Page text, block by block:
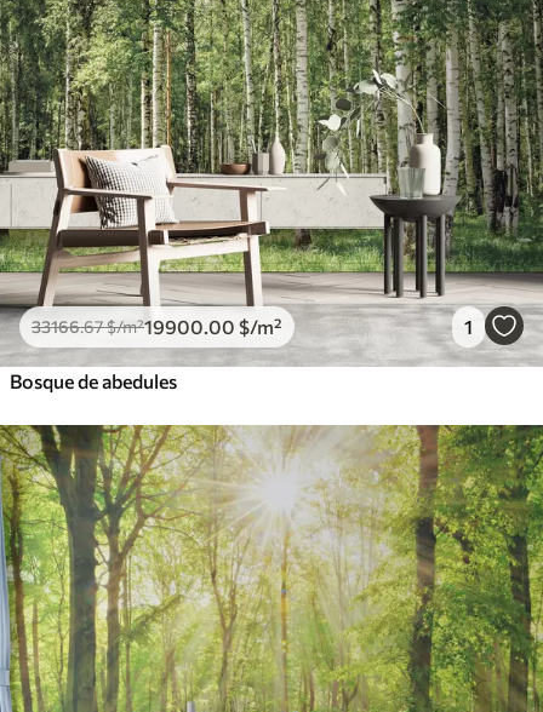
33166.67$/m²19900 .00 $/m² 1
Bosque de abedules